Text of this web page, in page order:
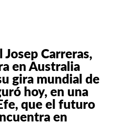
Josep Carreras,
en Australia
gira mundial de
hoy, en una
que el futuro
en